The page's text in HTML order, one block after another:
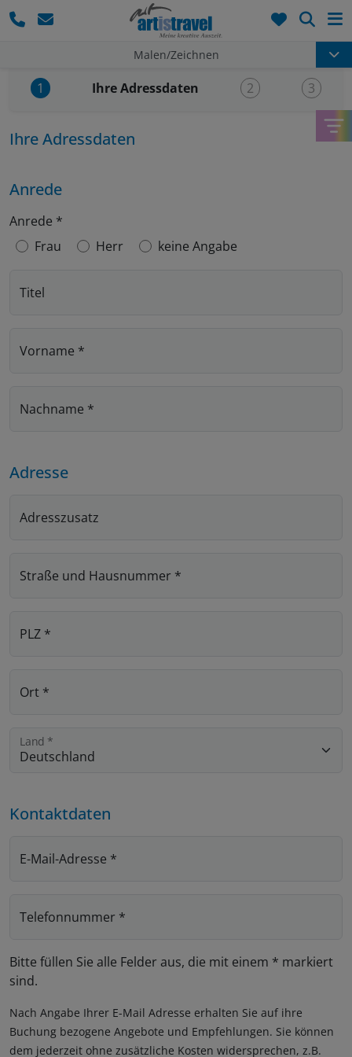
Malen/Zeichnen
1 Aktueller Schritt:
Ihre Adressdaten 2 3
Ihre Adressdaten
Anrede
Anrede *
Frau
Herr keine Angabe
Titel
Vorname *
Nachname *
Adresse
Adresszusatz
Straße und Hausnummer *
PLZ *
Ort *
Land *
Kontaktdaten
E-Mail-Adresse *
Telefonnummer *
Bitte füllen Sie alle Felder aus, die mit einem * markiert
sind.
Nach Angabe Ihrer E-Mail Adresse erhalten Sie auf ihre
Buchung bezogene Angebote und Empfehlungen. Sie können
dem jederzeit ohne zusätzliche Kosten widersprechen, z.B.